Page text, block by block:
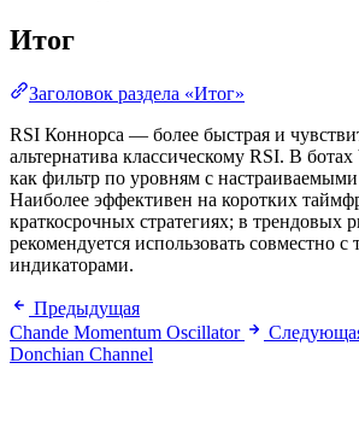
Итог
Заголовок раздела «Итог»
RSI Коннорса — более быстрая и
альтернатива классическому RSI. В
как фильтр по уровням с
Наиболее эффективен на коротких
краткосрочных стратегиях; в трендовых
рекомендуется использовать совместно
индикаторами.
Предыдущая
Chande Momentum Oscillator
Donchian Channel